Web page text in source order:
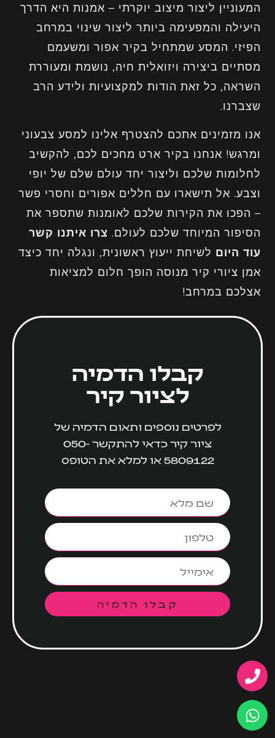
המעוניין ליצור מיצוב יוקרתי – אמנות היא הדרך
היעילה והמפעימה ביותר ליצור שינוי במרחב
הפיזי. המסע שמתחיל בקיר אפור ומשעמם
מסתיים ביצירה ויזואלית חיה, נושמת ומעוררת
השראה, כל זאת הודות למקצועיות ולידע הרב
שצברנו.
אנו מזמינים אתכם להצטרף אלינו למסע צבעוני
ומרגש! אנחנו בקיר ארט מחכים לכם, להקשיב
לחלומות שלכם וליצור יחד עולם שלם של יופי
וצבע. אל תישארו עם חללים אפורים וחסרי פשר
– הפכו את הקירות שלכם לאומנות שתספר את
הסיפור המיוחד שלכם לעולם. צרו איתנו קשר
עוד היום לשיחת ייעוץ ראשונית, ונגלה יחד כיצד
אמן ציורי קיר מנוסה הופך חלום למציאות
אצלכם במרחב!
קבלו הדמיה
לציור קיר
לפרטים נוספים ותאום הדמיה של
ציור קיר כדאי להתקשר050-
5809122או למלא את הטופס
קבלו הדמיה